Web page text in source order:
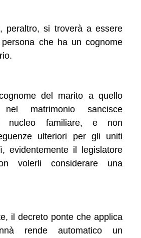
peraltro, si troverà a essere
che ha un cognome
del marito a quello
matrimonio sancisce
nucleo familiare, e non
ulteriori per gli uniti
evidentemente il legislatore
volerli considerare una
il decreto ponte che applica
rende automatico un